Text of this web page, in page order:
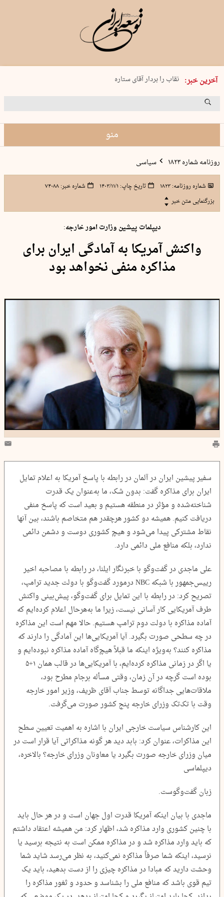
آخرین خبر:
پنجشنبه 15 مرداد 1405 شماره 2243
نقاب را بردار آقای ستاره
منو
روزنامه شماره ۱۸۲۳ سیاسی
شماره روزنامه:۱۸۲۳ تاریخ چاپ: ۱۴۰۳/۱۱/۱ شماره خبر:۷۴۰۸۸
بزرگنمایی متن خبر
دیپلمات پیشین وزارت امور خارجه:
واکنش آمریکا به آمادگی ایران برای
مذاکره منفی نخواهد بود
سفیر پیشین ایران در آلمان در رابطه با پاسخ آمریکا به اعلام تمایل
ایران برای مذاکره گفت: بدون شک، ما به‌عنوان یک قدرت
شناخته‌شده و مؤثر در منطقه هستیم و بعید است که پاسخ منفی
دریافت کنیم. همیشه دو کشور هرچقدر هم متخاصم باشند، بین آنها
نقاط مشترکی پیدا می‌شود و هیچ کشوری دوست و دشمن دائمی
ندارد، بلکه منافع ملی دائمی دارد.
علی ماجدی در گفت‌وگو با خبرنگار ایلنا، در رابطه با مصاحبه اخیر
رییس‌جمهور با شبکه NBC درمورد گفت‌وگو با دولت جدید ترامپ،
تصریح کرد: در رابطه با این تمایل برای گفت‌وگو، پیش‌بینی واکنش
طرف آمریکایی کار آسانی نیست، زیرا ما به‌هرحال اعلام کرده‌ایم که
آماده مذاکره با دولت دوم ترامپ هستیم. حالا مهم است این مذاکره
در چه سطحی صورت بگیرد. آیا آمریکایی‌ها این آمادگی را دارند که
مذاکره کنند؟ به‌ویژه اینکه ما قبلاً هیچ‌گاه آماده مذاکره نبوده‌ایم و
یا اگر در زمانی مذاکره کرده‌ایم، با آمریکایی‌ها در قالب همان ۱+۵
بوده است گرچه در آن زمان، وقتی مسأله برجام مطرح بود،
ملاقات‌هایی جداگانه توسط جناب آقای ظریف، وزیر امور خارجه
وقت با تک‌تک وزرای خارجه پنج کشور صورت می‌گرفت.
این کارشناس سیاست خارجی ایران با اشاره به اهمیت تعیین سطح
این مذاکرات، عنوان کرد: بابد دید هر گونه مذاکراتی آیا قرار است در
میان وزرای خارجه صورت بگیرد یا معاونان وزرای خارجه؟ بالاخره،
دیپلماسی
زبان گفت‌وگوست.
ماجدی با بیان اینکه آمریکا قدرت اول جهان است و در هر حال باید
با چنین کشوری وارد مذاکره شد، اظهار کرد: من همیشه اعتقاد داشتم
که باید وارد مذاکره شد و در مذاکره ممکن است به نتیجه برسید یا
نرسید، اینکه شما صرفاً مذاکره نمی‌کنید، به نظر می‌رسد شاید شما
وحشت دارید که مبادا در مذاکره چیزی را از دست بدهید، باید یک
تیم قوی باشد که منافع ملی را بشناسد و حدود و ثغور مذاکره را